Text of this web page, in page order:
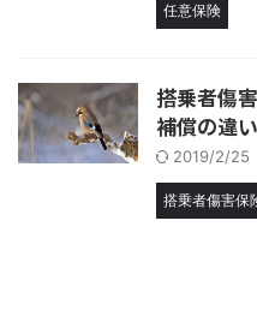
任意保険
搭乗者傷
補償の違
2019/2/25
搭乗者傷害保